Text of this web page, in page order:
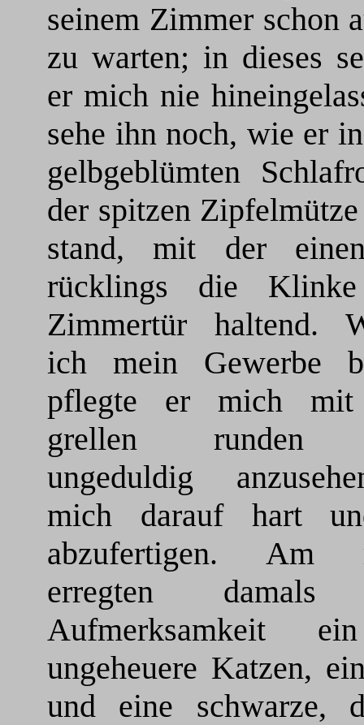
seinem Zimmer schon
zu warten; in dieses
er mich nie
sehe ihn noch, wie er
gelbgeblümten
der spitzen
stand, mit der
rücklings die
Zimmertür haltend.
ich mein Gewerbe
pflegte er mich mit
grellen runden
ungeduldig
mich darauf hart
abzufertigen. Am
erregten damals
Aufmerksamkeit
ungeheuere Katzen,
und eine schwarze,